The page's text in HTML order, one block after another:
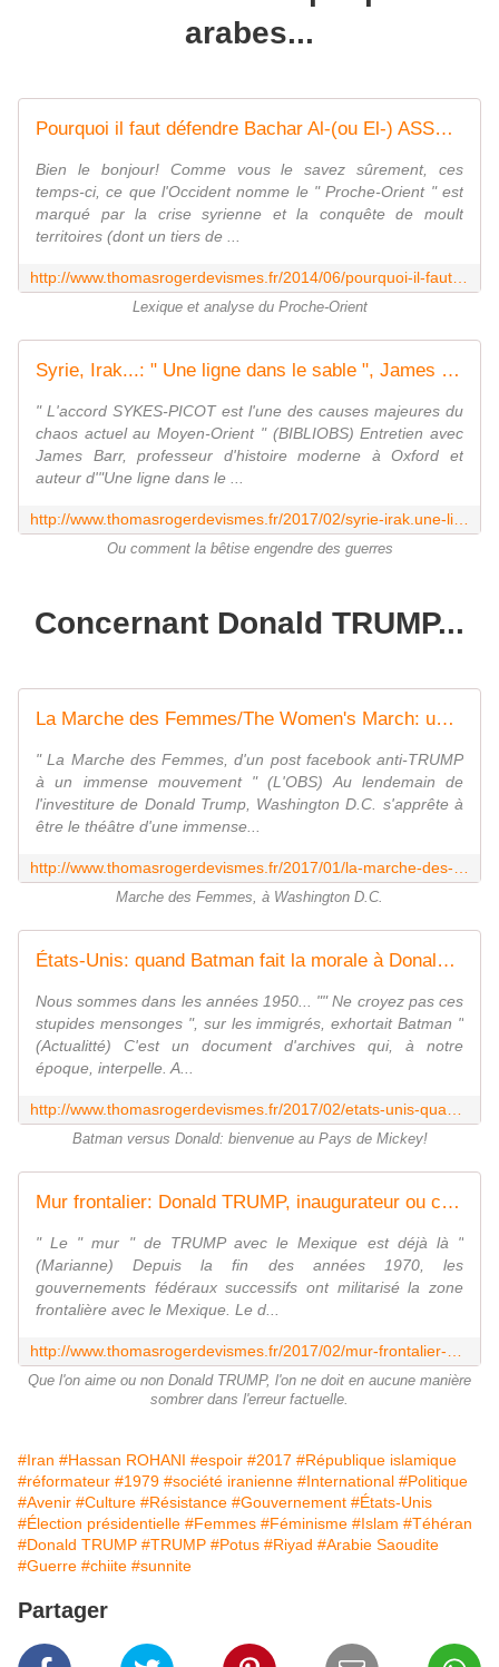
arabes...
Pourquoi il faut défendre Bachar Al-(ou El-) ASSAD, ces temps-ci - Les écrits d'un poète français
Bien le bonjour! Comme vous le savez sûrement, ces
temps-ci, ce que l'Occident nomme le " Proche-Orient " est
marqué par la crise syrienne et la conquête de moult
territoires (dont un tiers de ...
Lexique et analyse du Proche-Orient
Syrie, Irak...: " Une ligne dans le sable ", James BARR (PERRIN) - Les écrits d'un poète français
" L'accord SYKES-PICOT est l'une des causes majeures du
chaos actuel au Moyen-Orient " (BIBLIOBS) Entretien avec
James Barr, professeur d'histoire moderne à Oxford et
auteur d'"Une ligne dans le ...
Ou comment la bêtise engendre des guerres
Concernant Donald TRUMP...
La Marche des Femmes/The Women's March: un succès historique! - Les écrits d'un poète français
" La Marche des Femmes, d'un post facebook anti-TRUMP
à un immense mouvement " (L'OBS) Au lendemain de
l'investiture de Donald Trump, Washington D.C. s'apprête à
être le théâtre d'une immense...
Marche des Femmes, à Washington D.C.
États-Unis: quand Batman fait la morale à Donald - Les écrits d'un poète français
Nous sommes dans les années 1950... "" Ne croyez pas ces
stupides mensonges ", sur les immigrés, exhortait Batman "
(Actualitté) C'est un document d'archives qui, à notre
époque, interpelle. A...
Batman versus Donald: bienvenue au Pays de Mickey!
Mur frontalier: Donald TRUMP, inaugurateur ou continuateur? - Les écrits d'un poète français
" Le " mur " de TRUMP avec le Mexique est déjà là "
(Marianne) Depuis la fin des années 1970, les
gouvernements fédéraux successifs ont militarisé la zone
frontalière avec le Mexique. Le d...
Que l'on aime ou non Donald TRUMP, l'on ne doit en aucune manière
sombrer dans l'erreur factuelle.
#Iran #Hassan ROHANI #espoir #2017 #République islamique
#réformateur #1979 #société iranienne #International #Politique
#Avenir #Culture #Résistance #Gouvernement #États-Unis
#Élection présidentielle #Femmes #Féminisme #Islam #Téhéran
#Donald TRUMP #TRUMP #Potus #Riyad #Arabie Saoudite
#Guerre #chiite #sunnite
Partager